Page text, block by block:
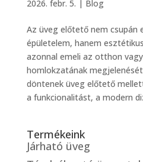
2026. febr. 5. | Blog
Az üveg előtető nem csupán
épületelem, hanem
azonnal emeli az otthon
homlokzatának
döntenek üveg előtető
a funkcionalitást, a modern
Termékeink
Járható üveg